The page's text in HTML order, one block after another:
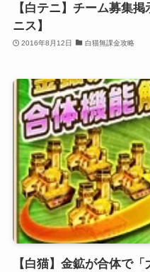
【白テニ】チーム募集
ニス】
2016年8月12日 白猫無課金攻略
【白猫】金鉱が合体で